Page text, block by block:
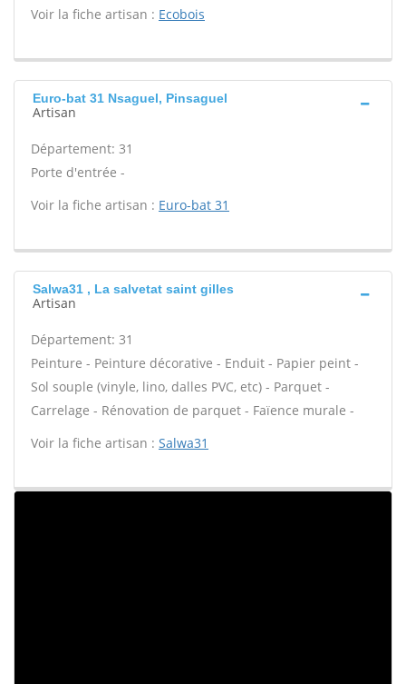
Voir la fiche artisan : Ecobois
Euro-bat 31 Nsaguel, Pinsaguel
Artisan
Département: 31
Porte d'entrée -
Voir la fiche artisan : Euro-bat 31
Salwa31 , La salvetat saint gilles
Artisan
Département: 31
Peinture - Peinture décorative - Enduit - Papier peint -
Sol souple (vinyle, lino, dalles PVC, etc) - Parquet -
Carrelage - Rénovation de parquet - Faïence murale -
Voir la fiche artisan : Salwa31